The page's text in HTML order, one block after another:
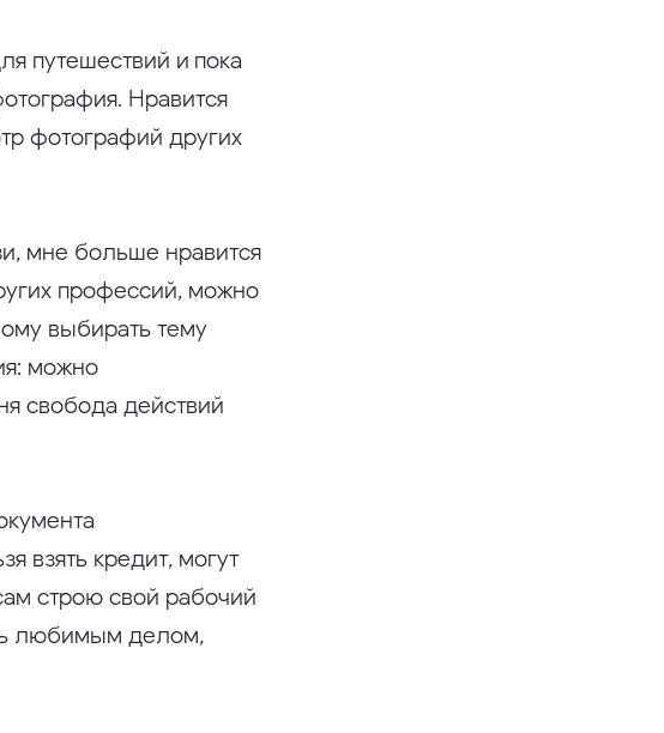
путешествий и пока
Нравится
фотографий других
мне больше нравится
профессий, можно
выбирать тему
можно
свобода действий
взять кредит, могут
строю свой рабочий
любимым делом,